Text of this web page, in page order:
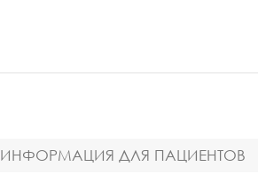
ИНФОРМАЦИЯ ДЛЯ ПАЦИЕНТОВ